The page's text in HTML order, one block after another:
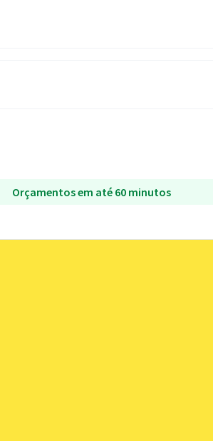
Orçamentos em até 60 minutos